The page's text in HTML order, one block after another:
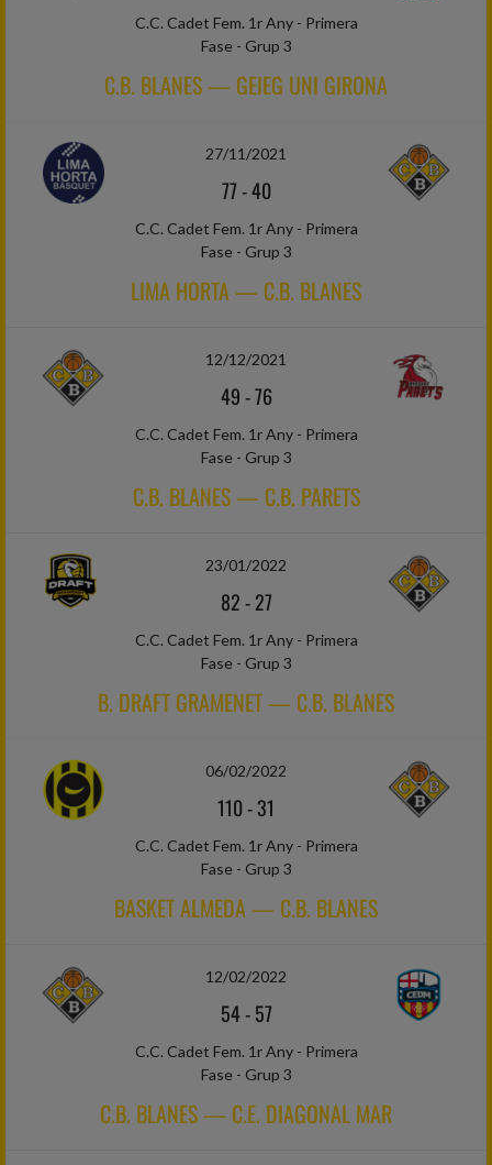
C.C. Cadet Fem. 1r Any - Primera
Fase - Grup 3
C.B. BLANES — GEIEG UNI GIRONA
27/11/2021
77-40
C.C. Cadet Fem. 1r Any - Primera
Fase - Grup 3
LIMA HORTA — C.B. BLANES
12/12/2021
49-76
C.C. Cadet Fem. 1r Any - Primera
Fase - Grup 3
C.B. BLANES — C.B. PARETS
23/01/2022
82-27
C.C. Cadet Fem. 1r Any - Primera
Fase - Grup 3
B. DRAFT GRAMENET — C.B. BLANES
06/02/2022
110-31
C.C. Cadet Fem. 1r Any - Primera
Fase - Grup 3
BASKET ALMEDA — C.B. BLANES
12/02/2022
54-57
C.C. Cadet Fem. 1r Any - Primera
Fase - Grup 3
C.B. BLANES — C.E. DIAGONAL MAR